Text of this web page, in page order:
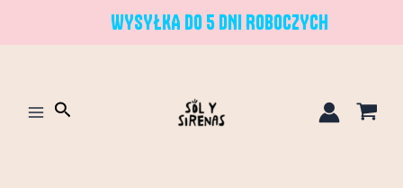
WYSYŁKA DO 5 DNI ROBOCZYCH
Szukaj